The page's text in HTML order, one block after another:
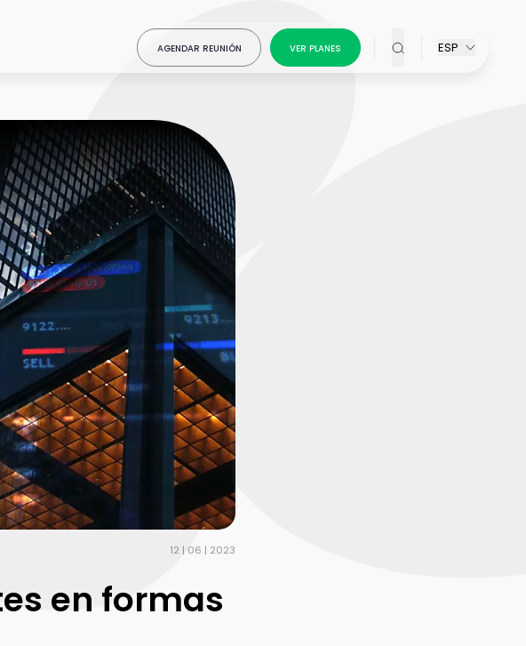
LO NUEVO
Science solutions
aplican data science for
marketing para optimizar la
maximizar el ROI.
CONOCÉ MÁS
DESTACADO
Transforma tus creativos en
datos accionables con Creative
Intelligence. Automatiza el
análisis de c...
AGENDAR REUNIÓN VER PLANES ESP
12 | 06 | 2023
en formas